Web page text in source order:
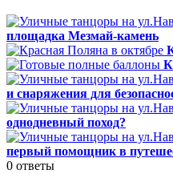
площадка Мезмай-камень
и снаряжения для
однодневный поход?
первый помощник в
0 ответы